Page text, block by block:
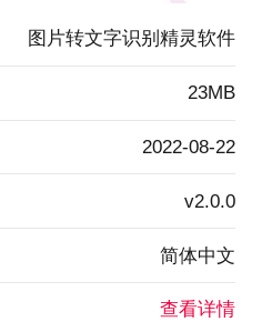
图片转文字识别精灵软件
23MB
2022-08-22
v2.0.0
简体中文
查看详情